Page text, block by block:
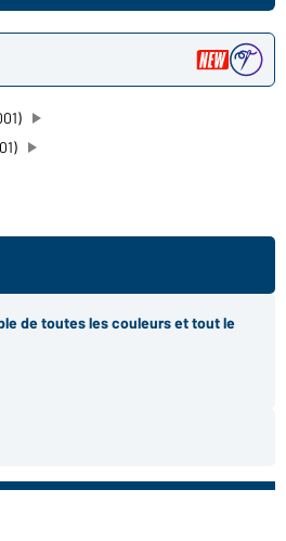
de toutes les couleurs et tout le